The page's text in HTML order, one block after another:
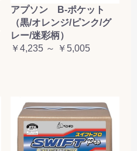
アプソン B-ポケット
（黒/オレンジ/ピンク/グ
レー/迷彩柄）
￥4,235 ～ ￥5,005